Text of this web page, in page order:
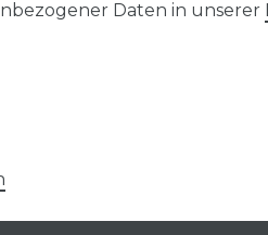
Daten in unserer